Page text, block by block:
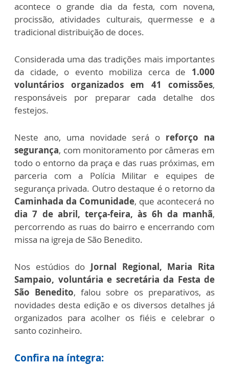
acontece o grande dia da festa, com novena,
procissão, atividades culturais, quermesse e a
tradicional distribuição de doces.
Considerada uma das tradições mais importantes
da cidade, o evento mobiliza cerca de 1.000
voluntários organizados em 41 comissões,
responsáveis por preparar cada detalhe dos
festejos.
Neste ano, uma novidade será o reforço na
segurança, com monitoramento por câmeras em
todo o entorno da praça e das ruas próximas, em
parceria com a Polícia Militar e equipes de
segurança privada. Outro destaque é o retorno da
Caminhada da Comunidade, que acontecerá no
dia 7 de abril, terça-feira, às 6h da manhã,
percorrendo as ruas do bairro e encerrando com
missa na igreja de São Benedito.
Nos estúdios do Jornal Regional, Maria Rita
Sampaio, voluntária e secretária da Festa de
São Benedito, falou sobre os preparativos, as
novidades desta edição e os diversos detalhes já
organizados para acolher os fiéis e celebrar o
santo cozinheiro.
Confira na íntegra: